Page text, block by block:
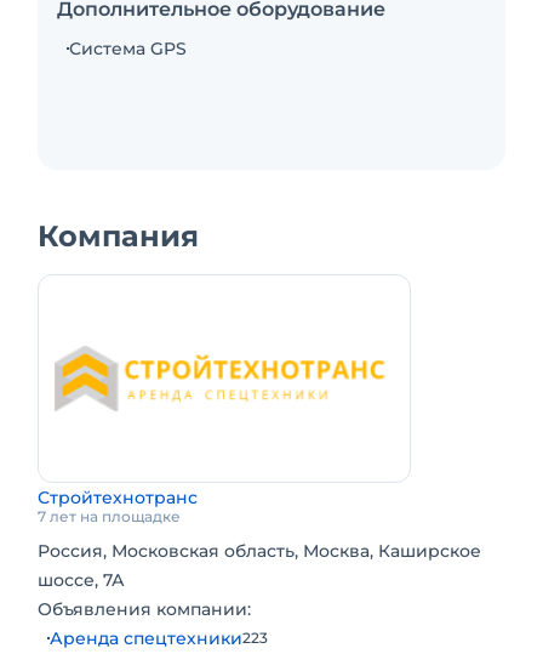
Дополнительное оборудование
Система GPS
Компания
Стройтехнотранс
7 лет на площадке
Россия, Московская область, Москва, Каширское
шоссе, 7А
Объявления компании:
Аренда спецтехники223